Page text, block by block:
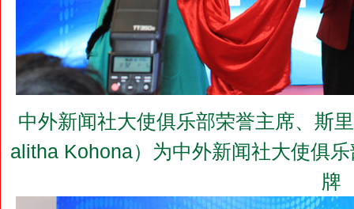
中外新闻社大使俱乐部荣誉主席、斯
alitha Kohona）为中外新闻社大使俱
牌